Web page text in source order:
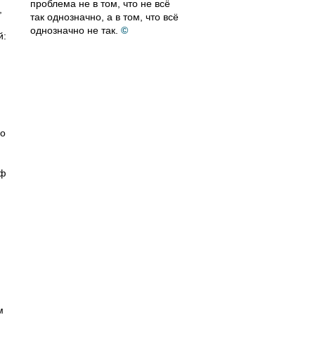
проблема не в том, что не всё
так однозначно, а в том, что всё
однозначно не так. ©